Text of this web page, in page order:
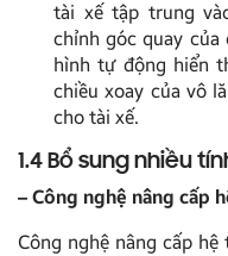
tài xế tập trung
chỉnh góc quay
hình tự động hiển
chiều xoay của vô
cho tài xế.
1.4 Bổ sung nhiều
– Công nghệ nâng cấp
Công nghệ nâng cấp